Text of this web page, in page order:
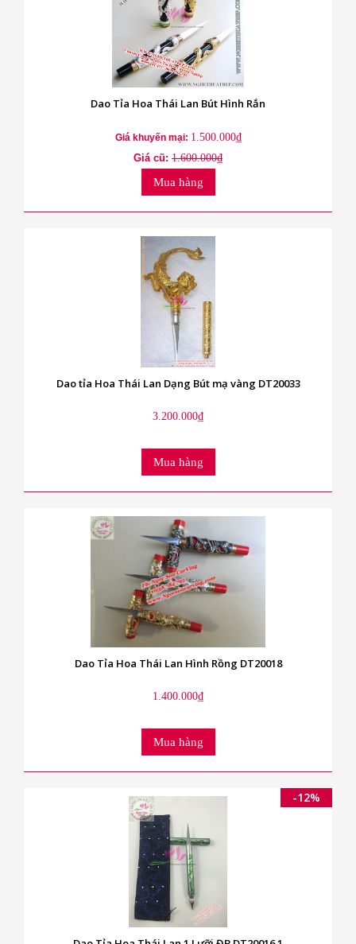
Dao Tỉa Hoa Thái Lan Bút Hình Rắn
Giá khuyến mại: 1.500.000₫
Giá cũ: 1.600.000₫
Mua hàng
Dao tỉa Hoa Thái Lan Dạng Bút mạ vàng DT20033
3.200.000₫
Mua hàng
Dao Tỉa Hoa Thái Lan Hình Rồng DT20018
1.400.000₫
Mua hàng
-12%